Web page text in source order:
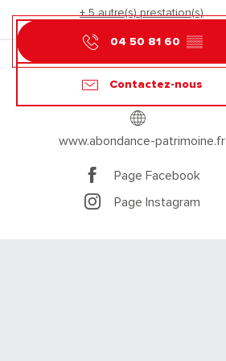
+ 5 autre(s) prestation(s)
04 50 81 60 ▒▒
Contactez-nous
www.abondance-patrimoine.fr
Page Facebook
Page Instagram